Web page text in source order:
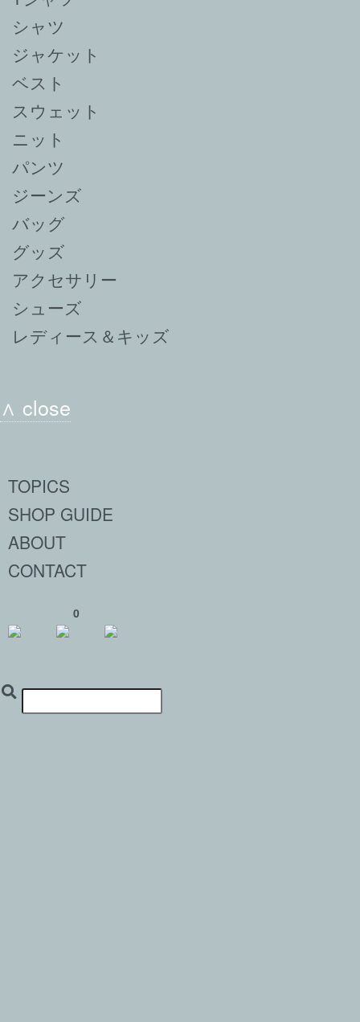
シャツ
ジャケット
ベスト
スウェット
ニット
パンツ
ジーンズ
バッグ
グッズ
アクセサリー
シューズ
レディース＆キッズ
∧ close
TOPICS
SHOP GUIDE
ABOUT
CONTACT
0